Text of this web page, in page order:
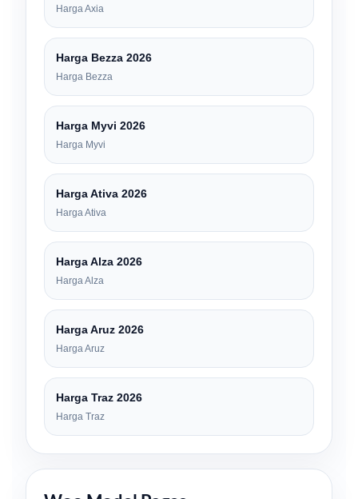
Harga Axia
Harga Bezza 2026
Harga Bezza
Harga Myvi 2026
Harga Myvi
Harga Ativa 2026
Harga Ativa
Harga Alza 2026
Harga Alza
Harga Aruz 2026
Harga Aruz
Harga Traz 2026
Harga Traz